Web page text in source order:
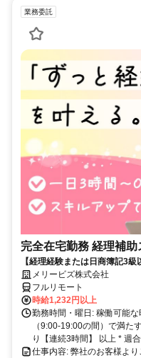
業務委託
完全在宅勤務 経理補助
【経理経験または日商簿記3
～。完全在宅で育児・介護中の
メリービズ株式会社
フルリモート
時給1,232円以上
勤務時間・曜日: 稼働可能
（9:00-19:00の間）で満た
り【連続3時間】 以上 * 週
仕事内容: 弊社のお客様よ